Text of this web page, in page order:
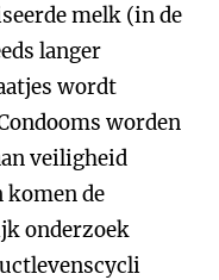
melk (in de
langer
wordt
worden
veiligheid
komen de
onderzoek